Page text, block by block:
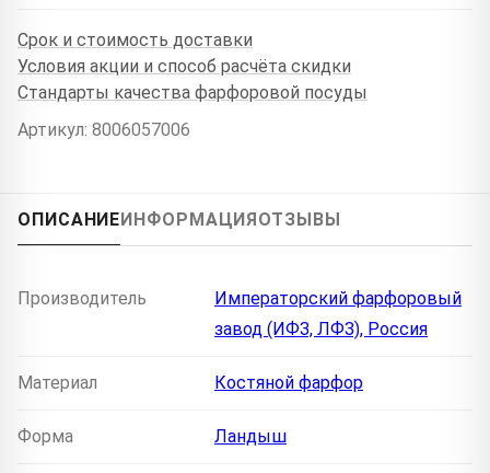
Срок и стоимость доставки
Условия акции и способ расчёта скидки
Стандарты качества фарфоровой посуды
Артикул: 8006057006
ОПИСАНИЕИНФОРМАЦИЯОТЗЫВЫ
Производитель
Императорский фарфоровый
завод (ИФЗ, ЛФЗ), Россия
Материал Костяной фарфор
Форма Ландыш